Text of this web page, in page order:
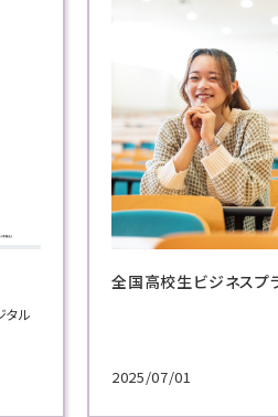
夏のオープンキャンパス
2026/06/30